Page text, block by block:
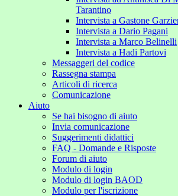
Tarantino
Intervista a Gastone
Intervista a Dario Pagani
Intervista a Marco Belinelli
Intervista a Hadi Partovi
Messaggeri del codice
Rassegna stampa
Articoli di ricerca
Comunicazione
Aiuto
Se hai bisogno di aiuto
Invia comunicazione
Suggerimenti didattici
FAQ - Domande e Risposte
Forum di aiuto
Modulo di login
Modulo di login BAOD
Modulo per l'iscrizione